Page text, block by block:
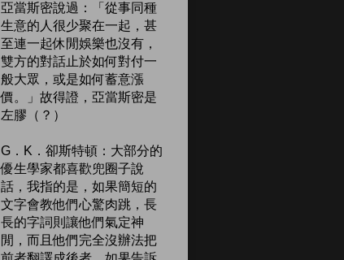
亞當斯密說過：「從事同種
生意的人很少聚在一起，甚
至連一起休閒娛樂也沒有，
雙方的對話止於如何對付一
般大眾，或是如何蓄意漲
價。」故得證，亞當斯密是
左膠（？）
G．K．卻斯特頓：大部分的
優生學家都喜歡兜圈子說
話，我指的是，如果簡短的
文字會教他們心驚肉跳，長
長的字詞則讓他們氣定神
閒，而且他們完全沒辦法把